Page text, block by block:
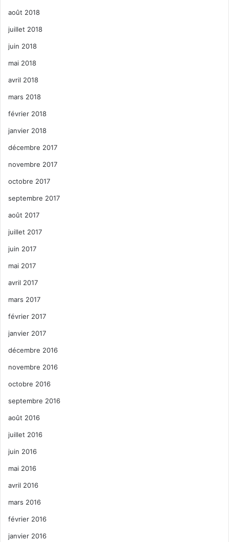
août 2018
juillet 2018
juin 2018
mai 2018
avril 2018
mars 2018
février 2018
janvier 2018
décembre 2017
novembre 2017
octobre 2017
septembre 2017
août 2017
juillet 2017
juin 2017
mai 2017
avril 2017
mars 2017
février 2017
janvier 2017
décembre 2016
novembre 2016
octobre 2016
septembre 2016
août 2016
juillet 2016
juin 2016
mai 2016
avril 2016
mars 2016
février 2016
janvier 2016